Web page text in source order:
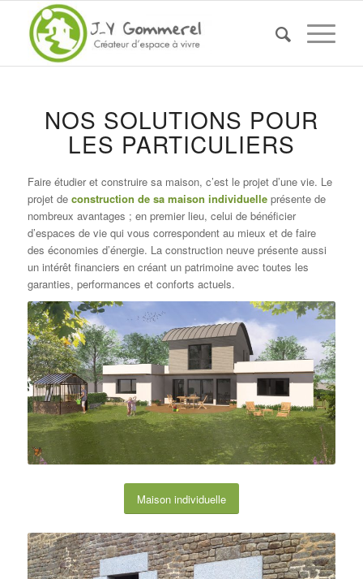
NOS SOLUTIONS POUR
LES PARTICULIERS
Faire étudier et construire sa maison, c’est le projet d’une vie. Le
projet de construction de sa maison individuelleprésente de
nombreux avantages ; en premier lieu, celui de bénéficier
d’espaces de vie qui vous correspondent au mieux et de faire
des économies d’énergie. La construction neuve présente aussi
un intérêt financiers en créant un patrimoine avec toutes les
garanties, performances et conforts actuels.
Maison individuelle